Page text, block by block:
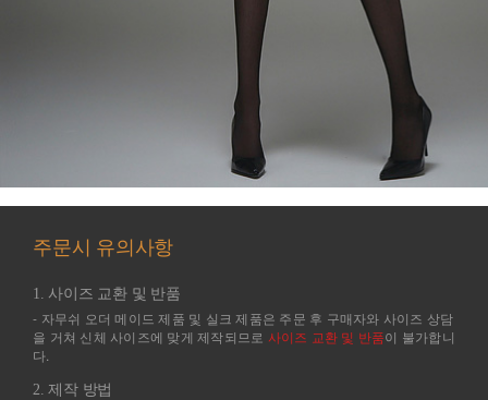
주문시 유의사항
1. 사이즈 교환 및 반품
- 자무쉬 오더 메이드 제품 및 실크 제품은 주문 후 구매자와 사이즈 상담
을 거쳐 신체 사이즈에 맞게 제작되므로 사이즈 교환 및 반품이 불가합니
다.
2. 제작 방법